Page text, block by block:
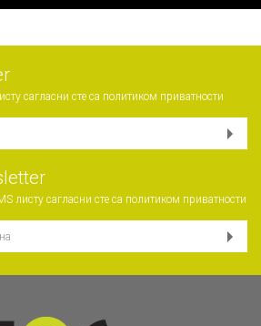
сагласни сте са политиком приватности
листу сагласни сте са политиком приватности